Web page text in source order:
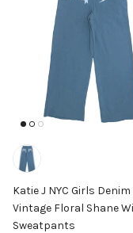
Katie J NYC Girls Denim
Vintage Floral Shane
Sweatpants